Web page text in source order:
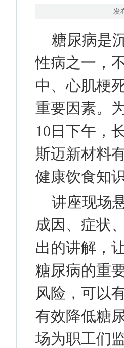
发
糖尿病是
性病之一，
中、心肌梗
重要因素。
10日下午，
斯迈新材料
健康饮食知
讲座现场
成因、症状
出的讲解，
糖尿病的重
风险，可以
有效降低糖
场为职工们